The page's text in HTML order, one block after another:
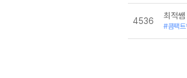
4536
최적
#콤팩